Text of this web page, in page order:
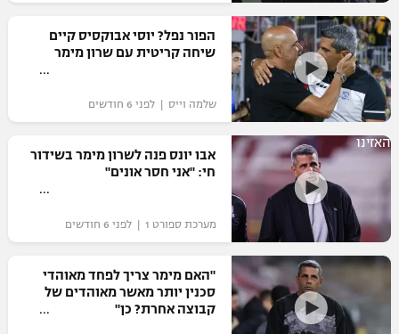
רשיון להקרנה פומבית לבית עסק
הצטרפות לחבילת הערוצים
לוח דרושים – ג'ובנט
תגיות
המגזין
הפור נפל? יוסי אבוקסיס קיים
שיחה קריטית עם שרון מימר
שלמה וייס | לפני 6 חודשים
האזינו
אבו יונס פנה לשרון מימר בשידור
חי: "אני חסר אונים"
מערכת ספורט 1 | לפני 6 חודשים
"האם מימר צריך לפחד מאוהדי
סכנין יותר מאשר מאוהדים של
קבוצה אחרת? כן"